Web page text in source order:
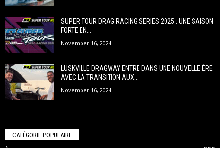
SUPER TOUR DRAG RACING SERIES 2025 : UNE SAISON
FORTE EN...
November 16, 2024
LUSKVILLE DRAGWAY ENTRE DANS UNE NOUVELLE ÈRE
AVEC LA TRANSITION AUX...
November 16, 2024
CATÉGORIE POPULAIRE